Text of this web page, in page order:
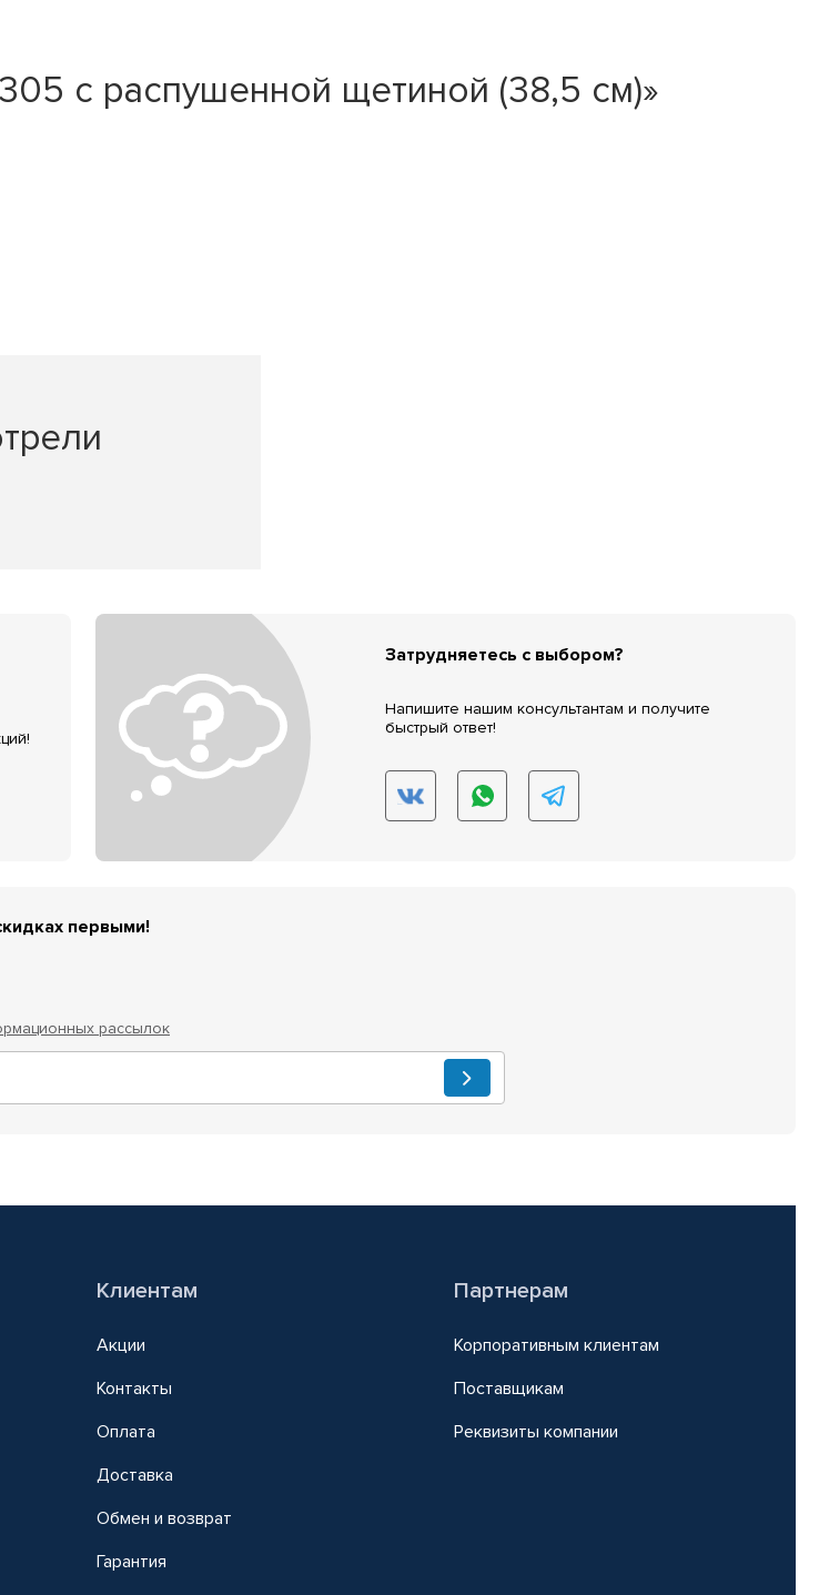
с распушенной щетиной (38,5 см)»
Затрудняетесь с выбором?
Напишите нашим консультантам и получите
быстрый ответ!
первыми!
рассылок
Клиентам
Акции
Контакты
Оплата
Доставка
Обмен и возврат
Гарантия
Партнерам
Корпоративным клиентам
Поставщикам
Реквизиты компании